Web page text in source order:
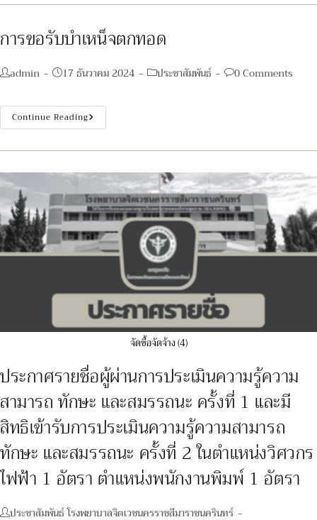
เลือกสรร
เพื่อ
เป็น
พนักงาน
ทั่วไป
ใน
ตำแหน่ง
ไฟฟ้า
อัตรา
ตำแหน่ง
พนักงาน
พิมพ์
1
อัตรา
การขอรับบำเหน็จตกทอด
Postadmin
Post17 ธันวาคม 2024
Postประชาสัมพันธ์
Post0 Comments
Continue Readingการ
ขอรับ
ตกทอด
จัดซื้อจัดจ้าง (4)
ประกาศรายชื่อผู้ผ่านการประเมินความรู้ความ
สามารถ ทักษะ และสมรรถนะ ครั้งที่ 1 และมี
สิทธิเข้ารับการประเมินความรู้ความสามารถ
ทักษะ และสมรรถนะ ครั้งที่ 2 ในตำแหน่งวิศวกร
ไฟฟ้า 1 อัตรา ตำแหน่งพนักงานพิมพ์ 1 อัตรา
Postประชาสัมพันธ์ โรงพยาบาลจิตเวชนครราชสีมาราชนครินทร์